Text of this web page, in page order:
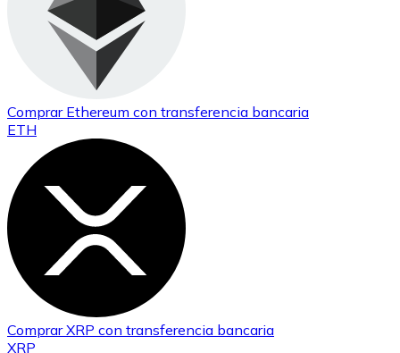
Comprar Ethereum con transferencia bancaria
ETH
ComprarXRP con transferencia bancaria
XRP